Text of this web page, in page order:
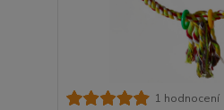
1 hodnocení